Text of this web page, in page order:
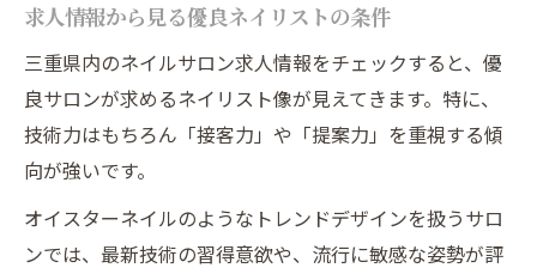
求人情報から見る優良ネイリストの条件
三重県内のネイルサロン求人情報をチェックすると、優
良サロンが求めるネイリスト像が見えてきます。特に、
技術力はもちろん「接客力」や「提案力」を重視する傾
向が強いです。
オイスターネイルのようなトレンドデザインを扱うサロ
ンでは、最新技術の習得意欲や、流行に敏感な姿勢が評